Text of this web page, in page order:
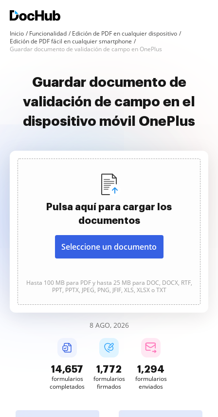
Inicio Funcionalidad
Edición de PDF en cualquier dispositivo
Edición de PDF fácil en cualquier smartphone
Guardar documento de validación de campo en OnePlus
Guardar documento de
validación de campo en el
dispositivo móvil OnePlus
Pulsa aquí para cargar los
documentos
Seleccione un documento
Hasta 100 MB para PDF y hasta 25 MB para DOC, DOCX, RTF,
PPT, PPTX, JPEG, PNG, JFIF, XLS, XLSX o TXT
8 AGO, 2026
14,657
formularios
completados
1,772
formularios
firmados
1,294
formularios
enviados